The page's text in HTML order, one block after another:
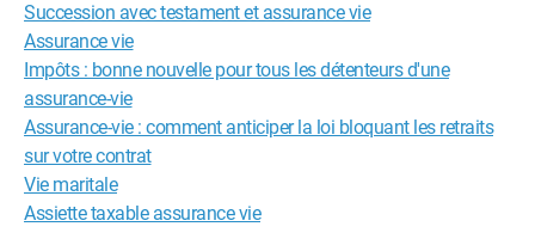
Succession avec testament et assurance vie
Assurance vie
Impôts : bonne nouvelle pour tous les détenteurs d'une
assurance-vie
Assurance-vie : comment anticiper la loi bloquant les retraits
sur votre contrat
Vie maritale
Assiette taxable assurance vie